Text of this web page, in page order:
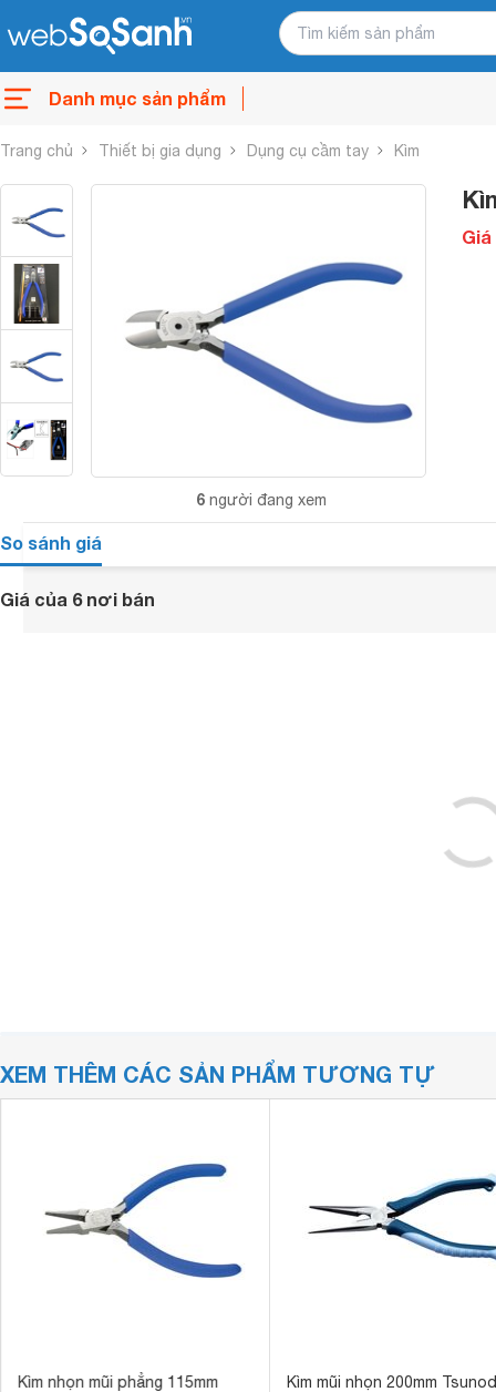
Danh mục sản phẩm
Trang chủ Thiết bị gia dụng Dụng cụ cầm tay Kìm
6 người đang xem
So sánh giá
Giá của 6 nơi bán
XEM THÊM CÁC SẢN PHẨM TƯƠNG TỰ
Kìm nhọn mũi phẳng 115mm
Kìm mũi nhọn 200mm